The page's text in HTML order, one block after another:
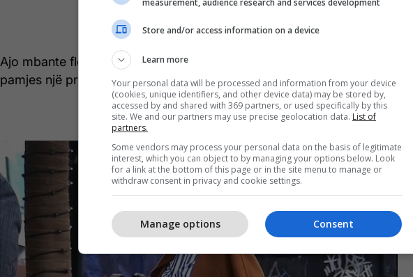
Ajo mbante flokët e mbledhura në një topuz të thjeshtë, duke i dhënë
pamjes një prekje të rafinuar, shkruanDailyMail.
Store and/or access information on a device
Learn more
Your personal data will be processed and information from your device
(cookies, unique identifiers, and other device data) may be stored by,
accessed by and shared with 369 partners, or used specifically by this
site. We and our partners may use precise geolocation data. List of
partners.
Some vendors may process your personal data on the basis of legitimate
interest, which you can object to by managing your options below. Look
for a link at the bottom of this page or in the site menu to manage or
withdraw consent in privacy and cookie settings.
Consent
Manage options